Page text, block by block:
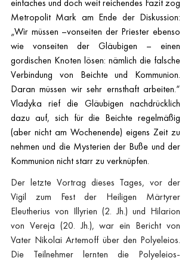
einfaches und doch weit reichendes Fazit zog
Metropolit Mark am Ende der Diskussion:
„Wir müssen –vonseiten der Priester ebenso
wie vonseiten der Gläubigen – einen
gordischen Knoten lösen: nämlich die falsche
Verbindung von Beichte und Kommunion.
Daran müssen wir sehr ernsthaft arbeiten.“
Vladyka rief die Gläubigen nachdrücklich
dazu auf, sich für die Beichte regelmäßig
(aber nicht am Wochenende) eigens Zeit zu
nehmen und die Mysterien der Buße und der
Kommunion nicht starr zu verknüpfen.
Der letzte Vortrag dieses Tages, vor der
Vigil zum Fest der Heiligen Märtyrer
Eleutherius von Illyrien (2. Jh.) und Hilarion
von Vereja (20. Jh.), war ein Bericht von
Vater Nikolai Artemoff über den Polyeleios.
Die Teilnehmer lernten die Polyeleios-